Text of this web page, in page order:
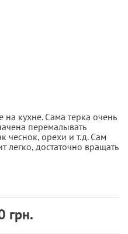
кухне. Сама терка очень
перемалывать
чеснок, орехи и т.д. Сам
легко, достаточно вращать
грн.